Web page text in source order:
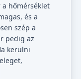
hőmérséklet
és a
szép a
pedig az
kerülni